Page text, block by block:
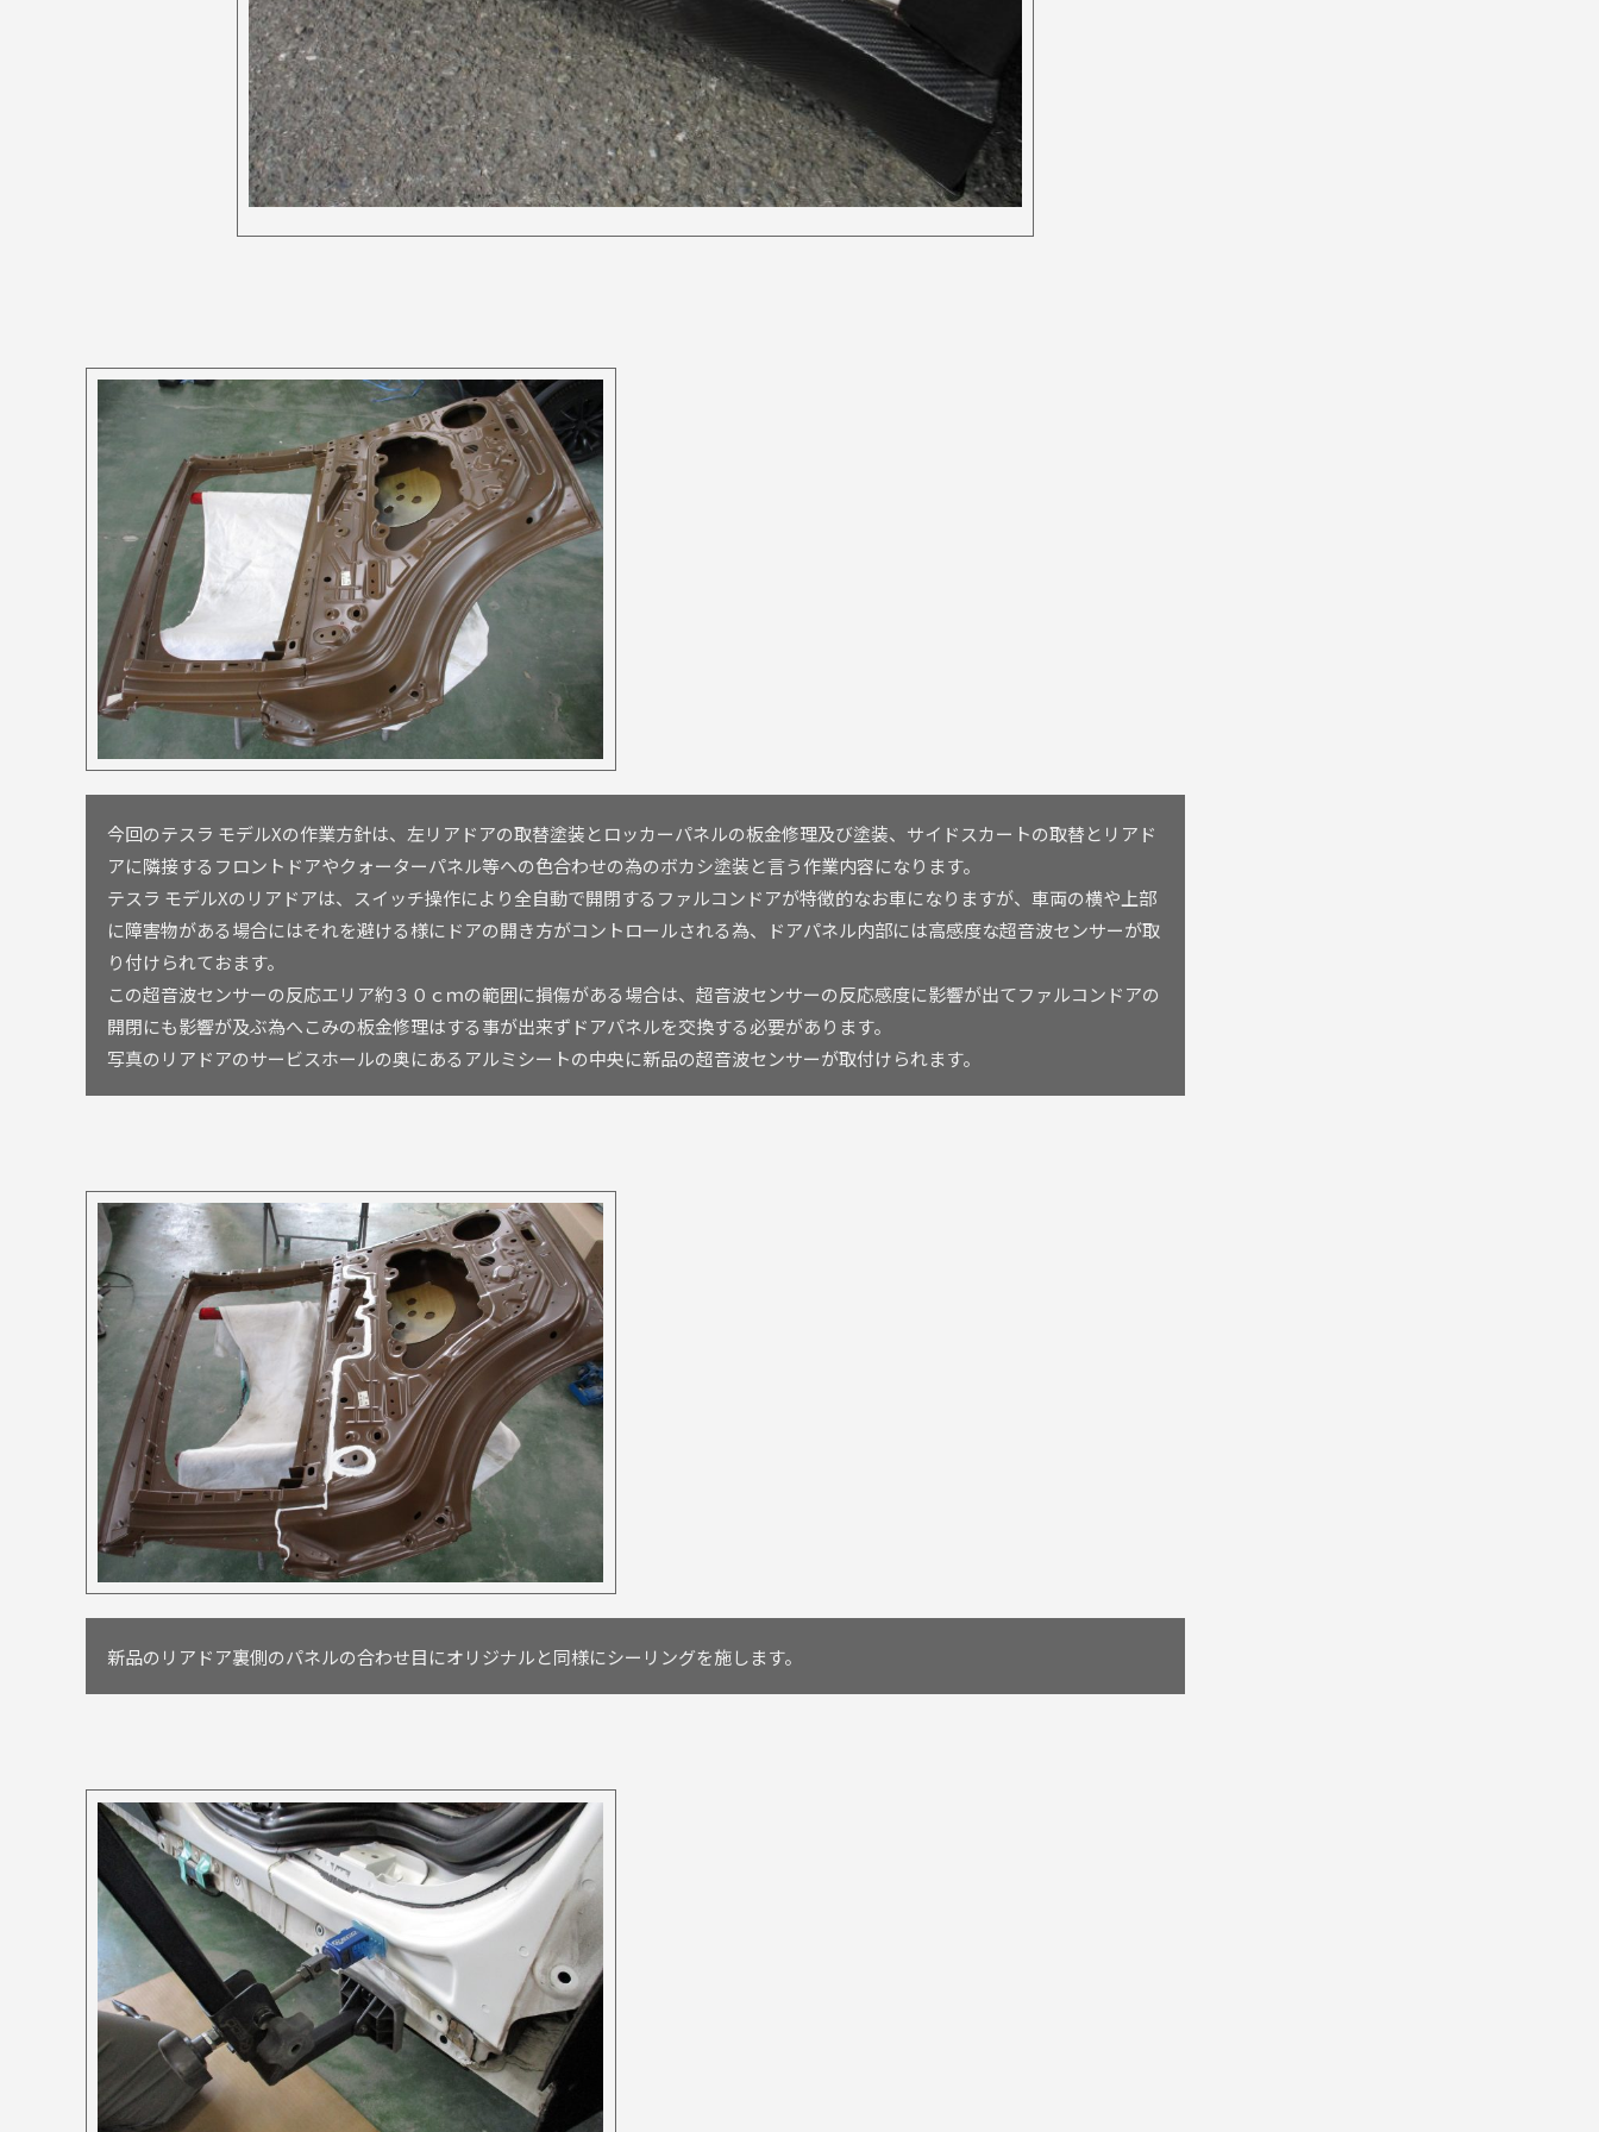
今回のテスラ モデルXの作業方針は、左リアドアの取替塗装とロッカーパネルの板金修理及び塗装、サイドスカートの取替とリアド
アに隣接するフロントドアやクォーターパネル等への色合わせの為のボカシ塗装と言う作業内容になります。
テスラ モデルXのリアドアは、スイッチ操作により全自動で開閉するファルコンドアが特徴的なお車になりますが、車両の横や上部
に障害物がある場合にはそれを避ける様にドアの開き方がコントロールされる為、ドアパネル内部には高感度な超音波センサーが取
り付けられておます。
この超音波センサーの反応エリア約３０ｃｍの範囲に損傷がある場合は、超音波センサーの反応感度に影響が出てファルコンドアの
開閉にも影響が及ぶ為へこみの板金修理はする事が出来ずドアパネルを交換する必要があります。
写真のリアドアのサービスホールの奥にあるアルミシートの中央に新品の超音波センサーが取付けられます。
新品のリアドア裏側のパネルの合わせ目にオリジナルと同様にシーリングを施します。